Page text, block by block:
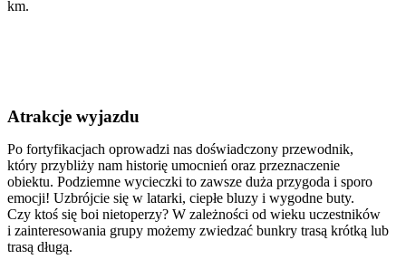
km.
Atrakcje wyjazdu
Po fortyfikacjach oprowadzi nas doświadczony przewodnik,
który przybliży nam historię umocnień oraz przeznaczenie
obiektu. Podziemne wycieczki to zawsze duża przygoda i sporo
emocji! Uzbrójcie się w latarki, ciepłe bluzy i wygodne buty.
Czy ktoś się boi nietoperzy? W zależności od wieku uczestników
i zainteresowania grupy możemy zwiedzać bunkry trasą krótką lub
trasą długą.